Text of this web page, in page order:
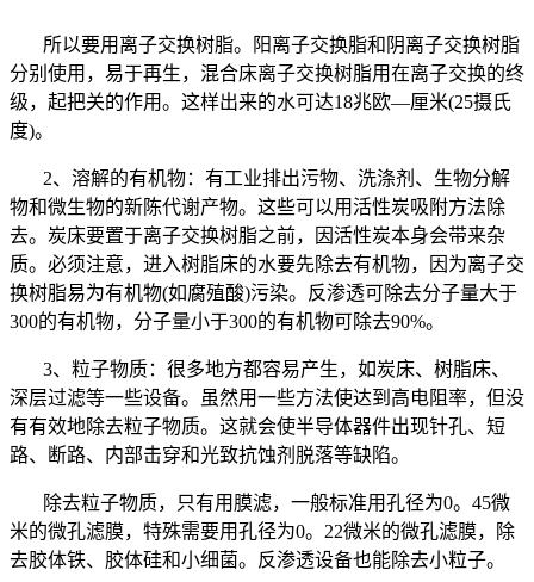
所以要用离子交换树脂。阳离子交换脂和阴离子交换树脂
分别使用，易于再生，混合床离子交换树脂用在离子交换的终
级，起把关的作用。这样出来的水可达18兆欧—厘米(25摄氏
度)。
2、溶解的有机物：有工业排出污物、洗涤剂、生物分解
物和微生物的新陈代谢产物。这些可以用活性炭吸附方法除
去。炭床要置于离子交换树脂之前，因活性炭本身会带来杂
质。必须注意，进入树脂床的水要先除去有机物，因为离子交
换树脂易为有机物(如腐殖酸)污染。反渗透可除去分子量大于
300的有机物，分子量小于300的有机物可除去90%。
3、粒子物质：很多地方都容易产生，如炭床、树脂床、
深层过滤等一些设备。虽然用一些方法使达到高电阻率，但没
有有效地除去粒子物质。这就会使半导体器件出现针孔、短
路、断路、内部击穿和光致抗蚀剂脱落等缺陷。
除去粒子物质，只有用膜滤，一般标准用孔径为0。45微
米的微孔滤膜，特殊需要用孔径为0。22微米的微孔滤膜，除
去胶体铁、胶体硅和小细菌。反渗透设备也能除去小粒子。